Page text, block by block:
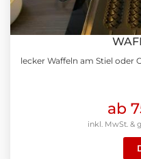
lecker Waffeln am Stiel oder
ab
inkl. MwSt. &